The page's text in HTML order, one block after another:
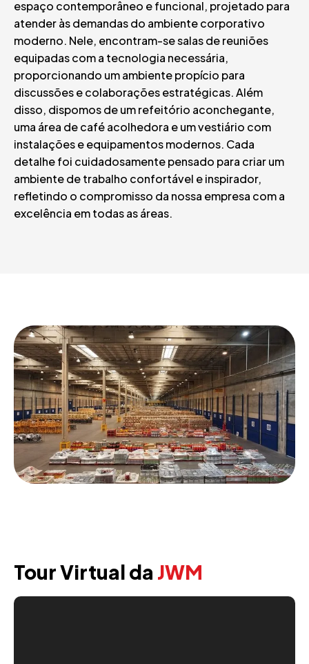
espaço contemporâneo e funcional, projetado para
atender às demandas do ambiente corporativo
moderno. Nele, encontram-se salas de reuniões
equipadas com a tecnologia necessária,
proporcionando um ambiente propício para
discussões e colaborações estratégicas. Além
disso, dispomos de um refeitório aconchegante,
uma área de café acolhedora e um vestiário com
instalações e equipamentos modernos. Cada
detalhe foi cuidadosamente pensado para criar um
ambiente de trabalho confortável e inspirador,
refletindo o compromisso da nossa empresa com a
excelência em todas as áreas.
Tour Virtual da JWM